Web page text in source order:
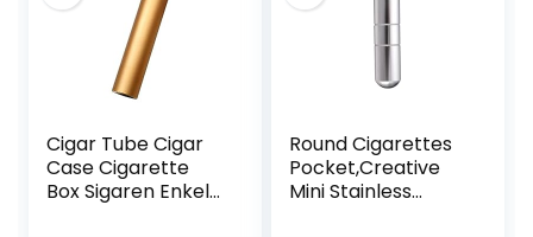
Cigar Tube Cigar
Case Cigarette
Box Sigaren Enkele
Round Cigarettes
Pocket,Creative
Mini Stainless